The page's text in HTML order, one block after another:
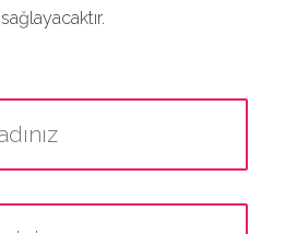
sağlayacaktır.